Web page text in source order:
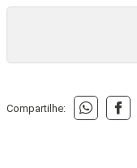
Compartilhe: